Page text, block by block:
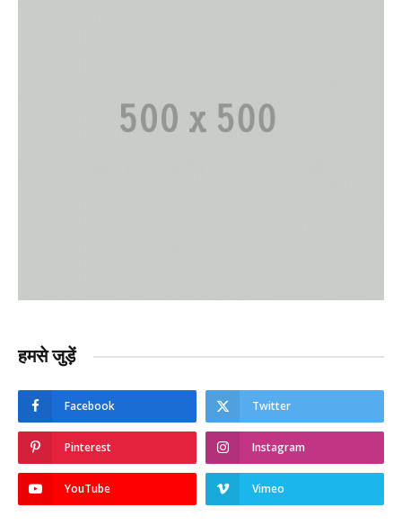
हमसे जुड़ें
Facebook Twitter
Pinterest Instagram
YouTube Vimeo